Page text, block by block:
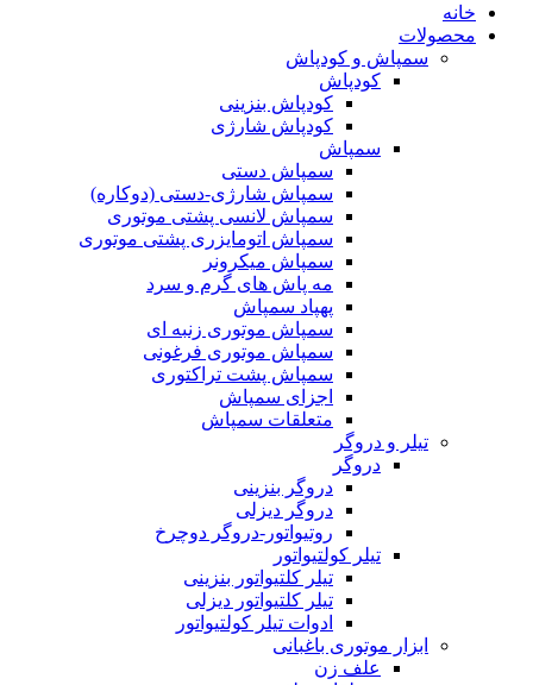
خانه
محصولات
سمپاش و کودپاش
کودپاش
کودپاش بنزینی
کودپاش شارژی
سمپاش
سمپاش دستی
سمپاش شارژی-دستی (دوکاره)
سمپاش لانسی پشتی موتوری
سمپاش اتومایزری پشتی موتوری
سمپاش میکرونر
مه پاش های گرم و سرد
پهپاد سمپاش
سمپاش موتوری زنبه ای
سمپاش موتوری فرغونی
سمپاش پشت تراکتوری
اجزای سمپاش
متعلقات سمپاش
تیلر و دروگر
دروگر
دروگر بنزینی
دروگر دیزلی
روتیواتور-دروگر دوچرخ
تیلر کولتیواتور
تیلر کلتیواتور بنزینی
تیلر کلتیواتور دیزلی
ادوات تیلر کولتیواتور
ابزار موتوری باغبانی
علف زن